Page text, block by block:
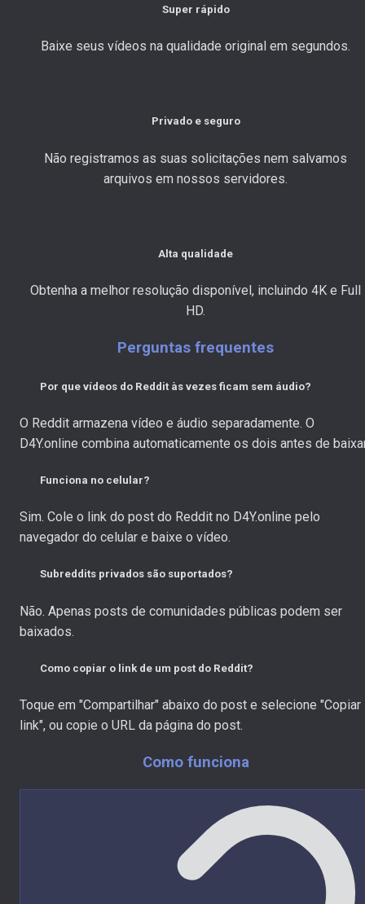
Super rápido
Baixe seus vídeos na qualidade original em segundos.
Privado e seguro
Não registramos as suas solicitações nem salvamos
arquivos em nossos servidores.
Alta qualidade
Obtenha a melhor resolução disponível, incluindo 4K e Full
HD.
Perguntas frequentes
Por que vídeos do Reddit às vezes ficam sem áudio?
O Reddit armazena vídeo e áudio separadamente. O
D4Y.online combina automaticamente os dois antes de
Funciona no celular?
Sim. Cole o link do post do Reddit no D4Y.online pelo
navegador do celular e baixe o vídeo.
Subreddits privados são suportados?
Não. Apenas posts de comunidades públicas podem ser
baixados.
Como copiar o link de um post do Reddit?
Toque em "Compartilhar" abaixo do post e selecione "Copiar
link", ou copie o URL da página do post.
Como funciona